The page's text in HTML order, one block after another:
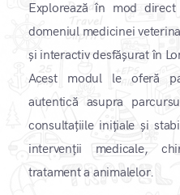
Explorează în mod
domeniul medicinei
și interactiv desfășurat în
Acest modul le oferă
autentică asupra
consultațiile inițiale și
intervenții medicale,
tratament a animalelor.